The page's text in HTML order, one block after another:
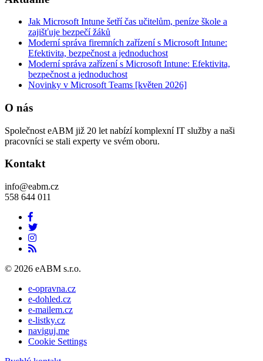
Jak Microsoft Intune šetří čas učitelům, peníze škole a
zajišťuje bezpečí žáků
Moderní správa firemních zařízení s Microsoft Intune:
Efektivita, bezpečnost a jednoduchost
Moderní správa zařízení s Microsoft Intune: Efektivita,
bezpečnost a jednoduchost
Novinky v Microsoft Teams [květen 2026]
O nás
Společnost eABM již 20 let nabízí komplexní IT služby a naši
pracovníci se stali experty ve svém oboru.
Kontakt
info@eabm.cz
558 644 011
© 2026 eABM s.r.o.
e-opravna.cz
e-dohled.cz
e-mailem.cz
e-listky.cz
naviguj.me
Cookie Settings